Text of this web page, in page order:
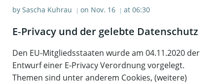
by Sascha Kuhrau | on Nov. 16 | at 06:30
E‑Privacy und der geleb­te Datenschutz
Den EU-Mitgliedsstaaten wurde am 04.11.2020 der
Entwurf einer E-Privacy Verordnung vorgelegt.
Themen sind unter anderem Cookies, (weitere)